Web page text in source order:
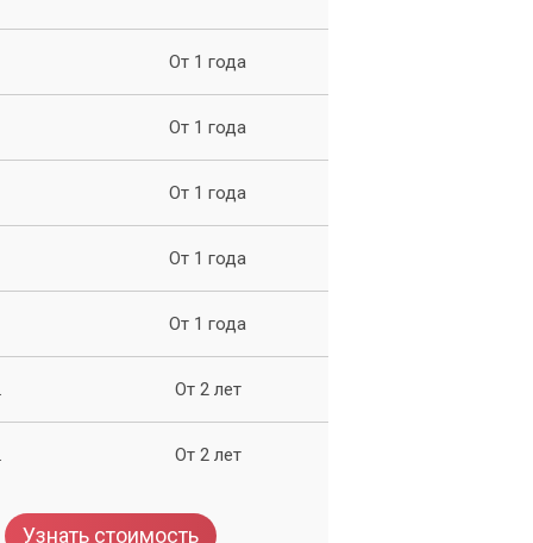
От 1 года
От 1 года
От 1 года
От 1 года
От 1 года
От 2 лет
От 2 лет
Узнать стоимость